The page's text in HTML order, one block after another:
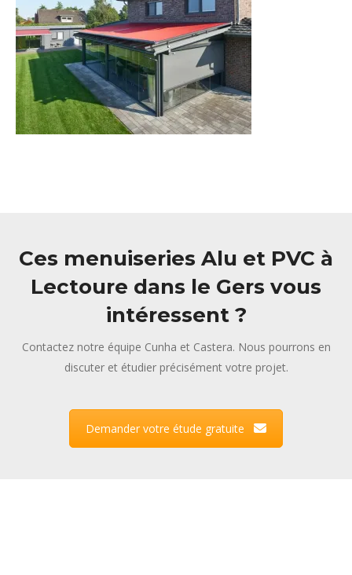
Ces menuiseries Alu et PVC à
Lectoure dans le Gers vous
intéressent ?
Contactez notre équipe Cunha et Castera. Nous pourrons en
discuter et étudier précisément votre projet.
Demander votre étude gratuite